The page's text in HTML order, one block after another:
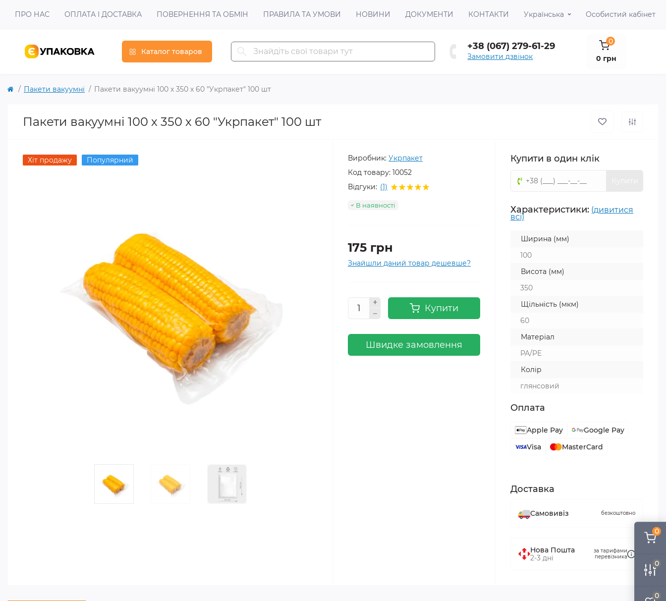
0
0
0
ПРО НАС ОПЛАТА І ДОСТАВКА ПОВЕРНЕННЯ ТА ОБМІН ПРАВИЛА ТА УМОВИ НОВИНИ ДОКУМЕНТИ КОНТАКТИ Українська Особистий кабінет
Каталог товаров +38 (067) 279-61-29
Замовити дзвінок
0
0 грн
Пакети вакуумні Пакети вакуумні 100 х 350 х 60 "Укрпакет" 100 шт
Пакети вакуумні 100 х 350 х 60 "Укрпакет" 100 шт
Хіт продажу Популярний Виробник: Укрпакет
Код товару: 10052
Відгуки: (1)
В наявності
175 грн
Знайшли даний товар дешевше?
Купити
Швидке замовлення
Купити в один клік
Характеристики: (дивитися
всі)
Ширина (мм)
100
Висота (мм)
350
Щільність (мкм)
60
Матеріал
PA/PE
Колір
глянсовий
Оплата
Apple Pay
Google Pay
Visa
MasterCard
Доставка
Самовивіз безкоштовно
Нова Пошта
2-3 дні
за тарифами
перевізника